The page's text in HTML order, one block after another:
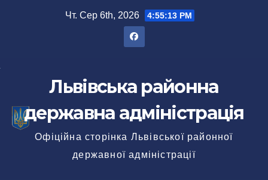
Чт. Сер 6th, 2026 4:55:14 PM
Львівська районна
державна адміністрація
Офіційна сторінка Львівської районної
державної адміністрації